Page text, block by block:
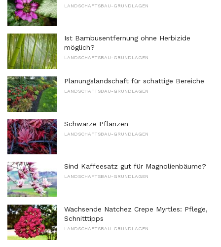
LANDSCHAFTSBAU-GRUNDLAGEN
Ist Bambusentfernung ohne Herbizide
möglich?
LANDSCHAFTSBAU-GRUNDLAGEN
Planungslandschaft für schattige Bereiche
LANDSCHAFTSBAU-GRUNDLAGEN
Schwarze Pflanzen
LANDSCHAFTSBAU-GRUNDLAGEN
Sind Kaffeesatz gut für Magnolienbäume?
LANDSCHAFTSBAU-GRUNDLAGEN
Wachsende Natchez Crepe Myrtles: Pflege,
Schnitttipps
LANDSCHAFTSBAU-GRUNDLAGEN